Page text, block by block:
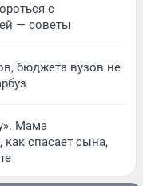
с
— советы
бюджета вузов не
Мама
спасает сына,